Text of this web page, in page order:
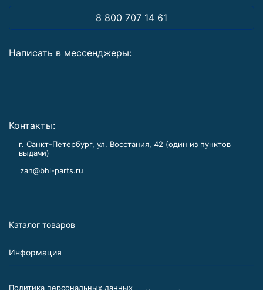
8 800 707 14 61
Написать в мессенджеры:
Контакты:
г. Санкт-Петербург, ул. Восстания, 42 (один из пунктов
выдачи)
zan@bhl-parts.ru
Каталог товаров
Информация
Политика персональных данных